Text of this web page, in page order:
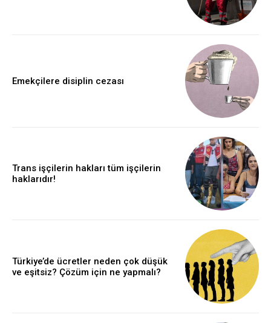
Emekçilere disiplin cezası
Trans işçilerin hakları tüm işçilerin
haklarıdır!
Türkiye’de ücretler neden çok düşük
ve eşitsiz? Çözüm için ne yapmalı?